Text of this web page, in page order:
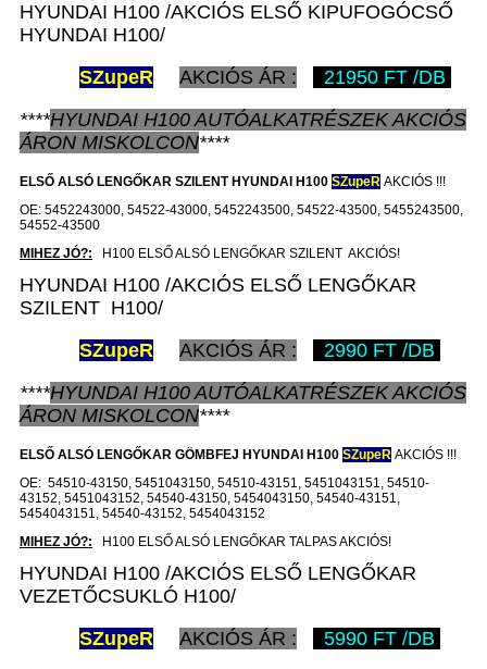
HYUNDAI H100 /AKCIÓS ELSŐ KIPUFOGÓCSŐ
HYUNDAI H100/
SZupeR AKCIÓS ÁR :
21950 FT /DB
****HYUNDAI H100AUTÓALKATRÉSZEKAKCIÓS
ÁRON MISKOLCON****
ELSŐ ALSÓ LENGŐKAR SZILENT HYUNDAI H100 SZupeR AKCIÓS !!!
OE: 5452243000, 54522-43000, 5452243500, 54522-43500, 5455243500,
54552-43500
MIHEZ JÓ?: H100 ELSŐ ALSÓ LENGŐKAR SZILENT AKCIÓS!
HYUNDAI H100 /AKCIÓS ELSŐ LENGŐKAR
SZILENT H100/
SZupeR AKCIÓS ÁR :
2990 FT /DB
****HYUNDAI H100AUTÓALKATRÉSZEKAKCIÓS
ÁRON MISKOLCON****
ELSŐ ALSÓ LENGŐKAR GÖMBFEJ HYUNDAI H100 SZupeR AKCIÓS !!!
OE: 54510-43150, 5451043150, 54510-43151, 5451043151, 54510-
43152, 5451043152, 54540-43150, 5454043150, 54540-43151,
5454043151, 54540-43152, 5454043152
MIHEZ JÓ?: H100 ELSŐ ALSÓ LENGŐKAR TALPAS AKCIÓS!
HYUNDAI H100 /AKCIÓS ELSŐ LENGŐKAR
VEZETŐCSUKLÓ H100/
SZupeR AKCIÓS ÁR :
5990 FT /DB